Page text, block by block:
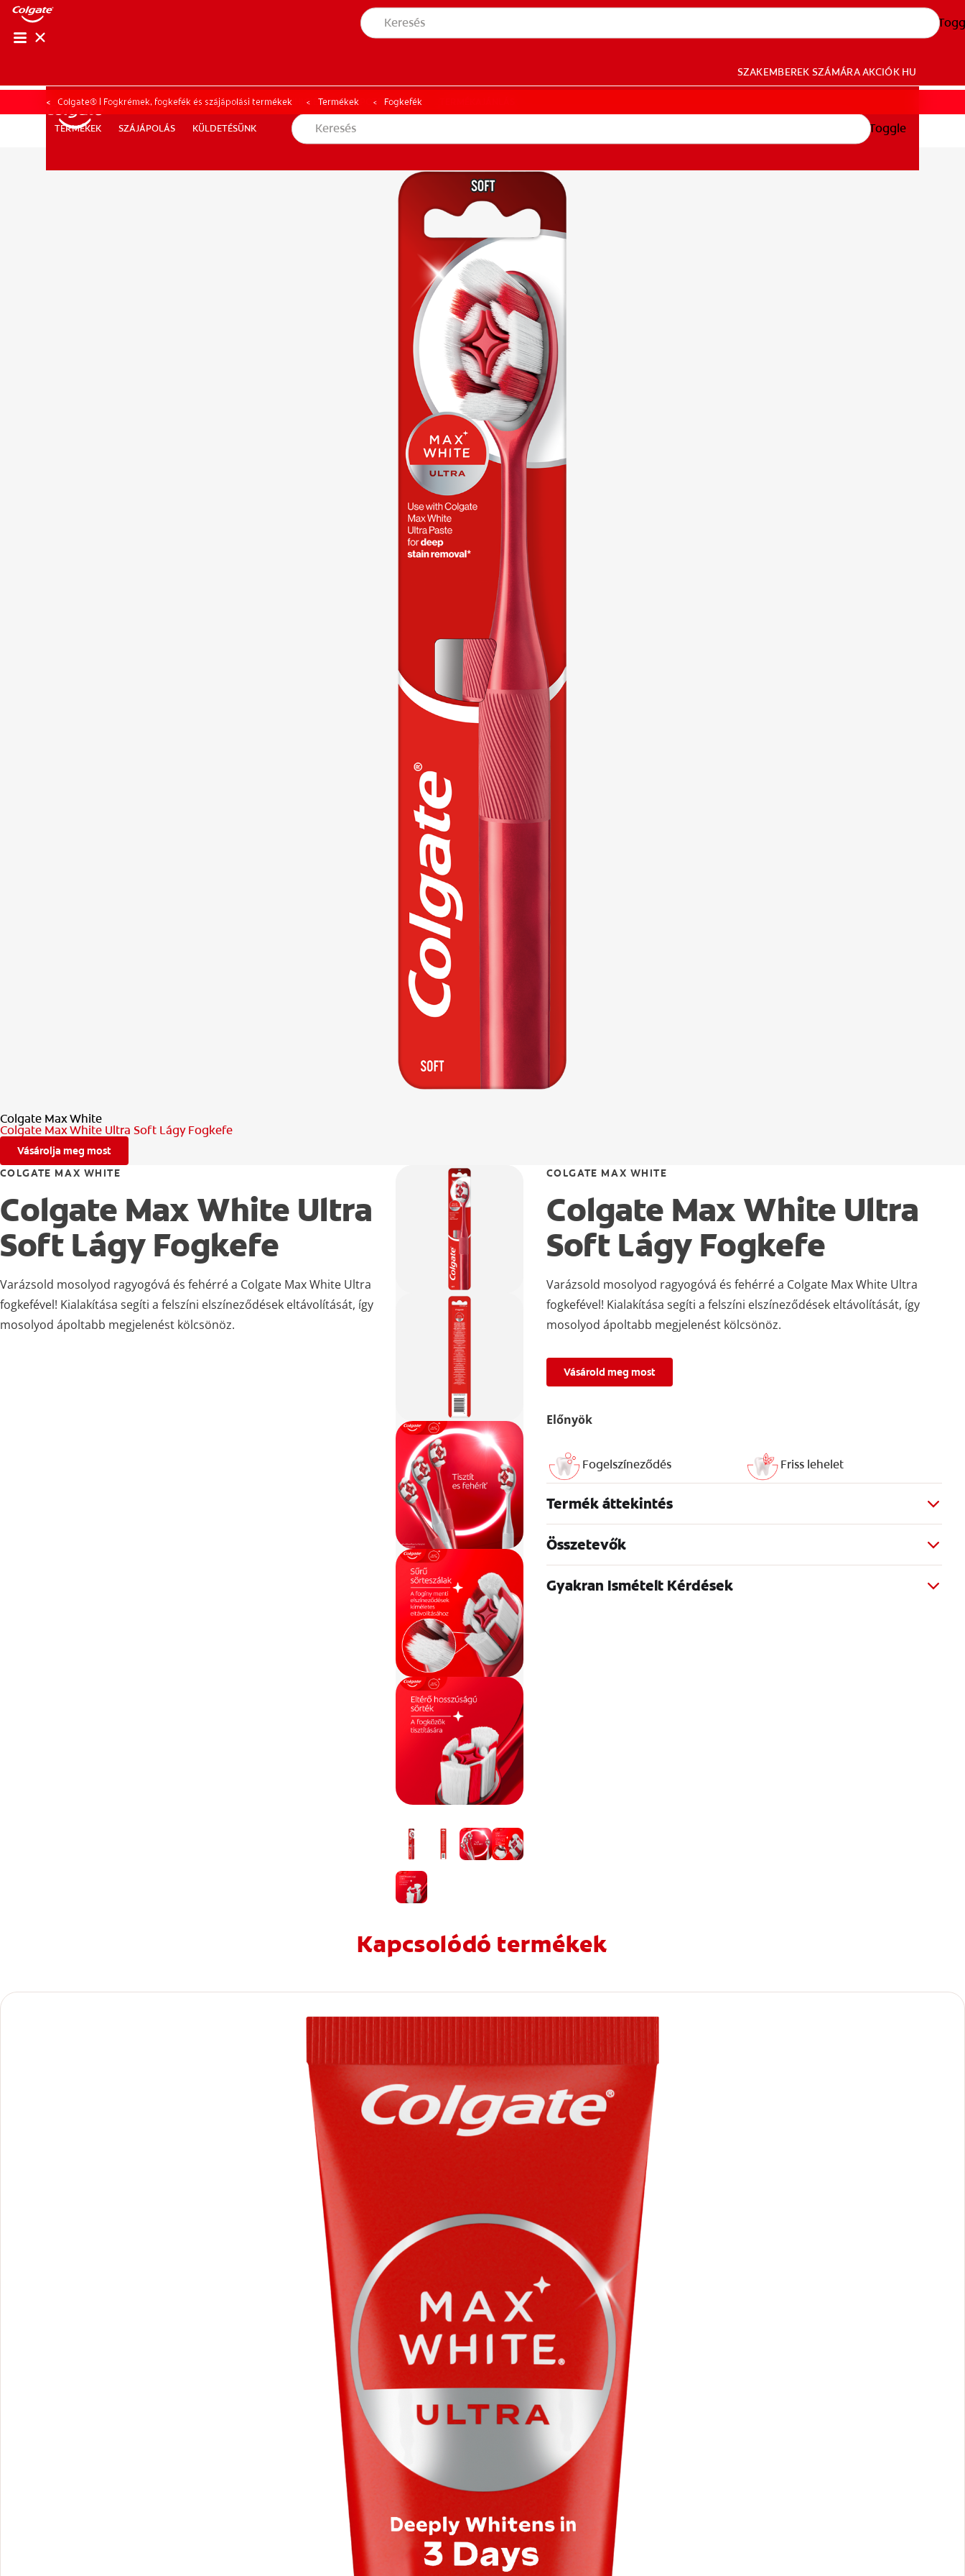
TERMÉKEK SZÁJÁPOLÁS KÜLDETÉSÜNK
SZAKEMBEREK SZÁMÁRAAKCIÓK HU
TERMÉKEK SZÁJÁPOLÁS KÜLDETÉSÜNK
SZÁJHIGIÉNÉS ÁLLAPOTFELMÉRÉS
Toggle
Colgate® | Fogkrémek, fogkefék és szájápolási termékek Termékek Fogkefék
Colgate Max White
Colgate Max White Ultra Soft Lágy Fogkefe
Vásárolja meg most
COLGATE MAX WHITE
Colgate Max White Ultra
Soft Lágy Fogkefe
Varázsold mosolyod ragyogóvá és fehérré a Colgate Max White Ultra
fogkefével! Kialakítása segíti a felszíni elszíneződések eltávolítását, így
mosolyod ápoltabb megjelenést kölcsönöz.
COLGATE MAX WHITE
Colgate Max White Ultra
Soft Lágy Fogkefe
Varázsold mosolyod ragyogóvá és fehérré a Colgate Max White Ultra
fogkefével! Kialakítása segíti a felszíni elszíneződések eltávolítását, így
mosolyod ápoltabb megjelenést kölcsönöz.
Vásárold meg most
Előnyök
Fogelszíneződés Friss lehelet
Termék áttekintés
Összetevők
Gyakran Ismételt Kérdések
Kapcsolódó termékek